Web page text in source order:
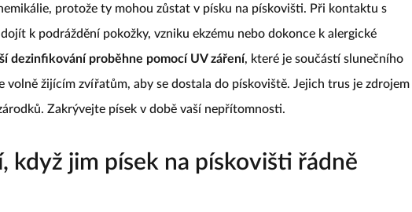
protože ty mohou zůstat v písku na pískovišti. Při kontaktu s
k podráždění pokožky, vzniku ekzému nebo dokonce k alergické
dezinfikování proběhne pomocí UV záření, které je součástí slunečního
volně žijícím zvířatům, aby se dostala do pískoviště. Jejich trus je zdrojem
Zakrývejte písek v době vaší nepřítomnosti.
když jim písek na pískovišti řádně